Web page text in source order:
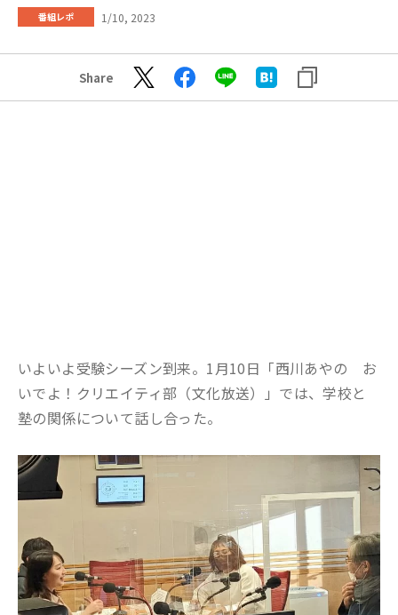
番組レポ 1/10, 2023
Share
いよいよ受験シーズン到来。1月10日「西川あやの お
いでよ！クリエイティ部（文化放送）」では、学校と
塾の関係について話し合った。